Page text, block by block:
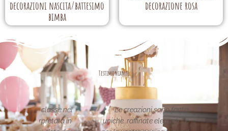
decorazioni nascita/battesimo
bimba
decorazione rosa
Testimonianze
nel
in
Le creazioni sono fantastiche e
uniche..raffinate eleganti....complimenti